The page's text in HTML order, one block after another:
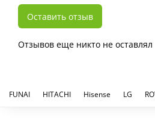
Отзывов еще никто не оставлял
Оставить отзыв
FUNAI HITACHI Hisense LG